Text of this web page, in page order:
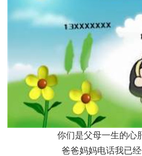
你们是父母一生的心
爸爸妈妈电话我已